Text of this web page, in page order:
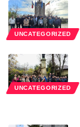
UNCATEGORIZED
UNCATEGORIZED